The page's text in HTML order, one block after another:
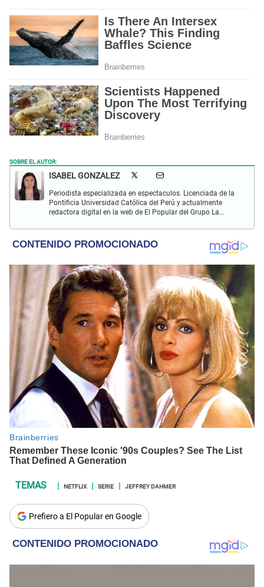
SOBRE EL AUTOR:
ISABEL GONZALEZ
Periodista especializada en espectaculos. Licenciada de la
Pontificia Universidad Católica del Perú y actualmente
redactora digital en la web de El Popular del Grupo La
sociales y nuevas tecnologías.
NETFLIX SERIE JEFFREY DAHMER
Prefiero a El Popular en Google